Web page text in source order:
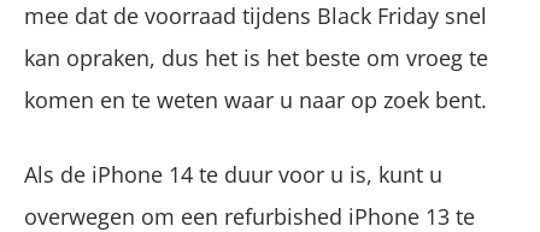
mee dat de voorraad tijdens Black Friday snel
kan opraken, dus het is het beste om vroeg te
komen en te weten waar u naar op zoek bent.
Als de iPhone 14 te duur voor u is, kunt u
overwegen om een refurbished iPhone 13 te